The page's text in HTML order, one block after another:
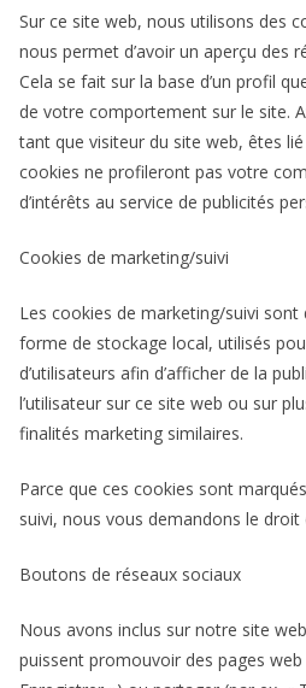
Sur ce site web, nous utilisons des
nous permet d’avoir un aperçu des
Cela se fait sur la base d’un profil
de votre comportement sur le site.
tant que visiteur du site web, êtes
cookies ne profileront pas votre
d’intérêts au service de publicités
Cookies de marketing/suivi
Les cookies de marketing/suivi
forme de stockage local, utilisés
d’utilisateurs afin d’afficher de la
l’utilisateur sur ce site web ou sur
finalités marketing similaires.
Parce que ces cookies sont
suivi, nous vous demandons le droit
Boutons de réseaux sociaux
Nous avons inclus sur notre site
puissent promouvoir des pages web